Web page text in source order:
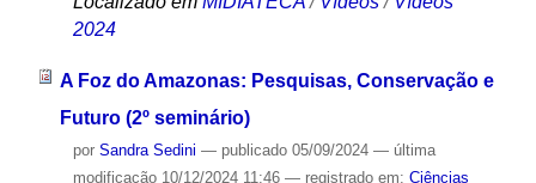
2024
A Foz do Amazonas: Pesquisas, Conservação e
Futuro (2º seminário)
por Sandra Sedini — publicado05/09/2024 — última
modificação10/12/2024 11:46 — registrado em: Ciências